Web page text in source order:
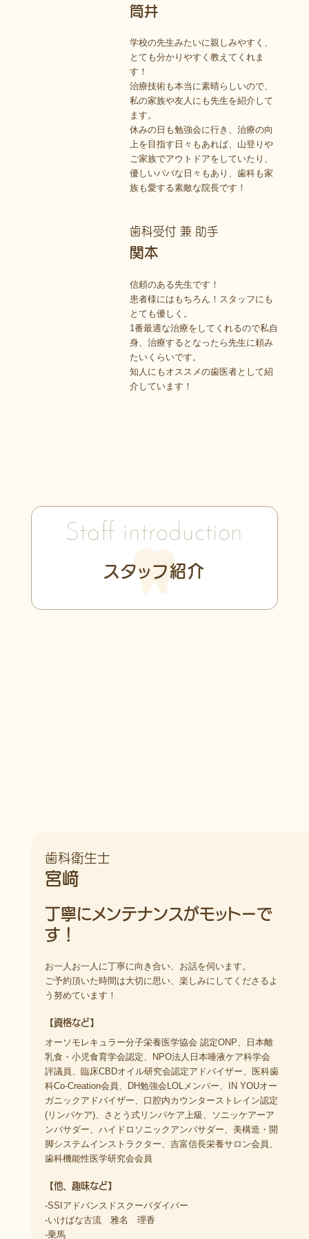
筒井
学校の先生みたいに親しみやすく、
とても分かりやすく教えてくれま
す！
治療技術も本当に素晴らしいので、
私の家族や友人にも先生を紹介して
ます。
休みの日も勉強会に行き、治療の向
上を目指す日々もあれば、山登りや
ご家族でアウトドアをしていたり、
優しいパパな日々もあり、歯科も家
族も愛する素敵な院長です！
歯科受付 兼 助手
関本
信頼のある先生です！
患者様にはもちろん！スタッフにも
とても優しく。
1番最適な治療をしてくれるので私自
身、治療するとなったら先生に頼み
たいくらいです。
知人にもオススメの歯医者として紹
介しています！
Staff introduction
スタッフ紹介
歯科衛生士
宮﨑
丁寧にメンテナンスがモットーで
す！
お一人お一人に丁寧に向き合い、お話を伺います。
ご予約頂いた時間は大切に思い、楽しみにしてくださるよ
う努めています！
【資格など】
オーソモレキュラー分子栄養医学協会 認定ONP、日本離
乳食・小児食育学会認定、NPO法人日本唾液ケア科学会
評議員、臨床CBDオイル研究会認定アドバイザー、医科歯
科Co-Creation会員、DH勉強会LOLメンバー、IN YOUオー
ガニックアドバイザー、口腔内カウンターストレイン認定
(リンパケア)、さとう式リンパケア上級、ソニッケアーア
ンバサダー、ハイドロソニックアンバサダー、美構造・開
脚システムインストラクター、吉富信長栄養サロン会員、
歯科機能性医学研究会会員
【他、趣味など】
-SSIアドバンスドスクーバダイバー
-いけばな古流 雅名 理香
-乗馬